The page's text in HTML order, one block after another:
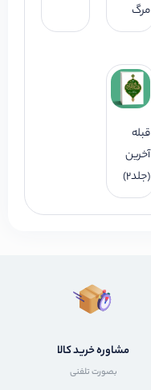
مرگ
قبله
آخرین
(جلد2)
مشاوره خرید کالا
بصورت تلفنی